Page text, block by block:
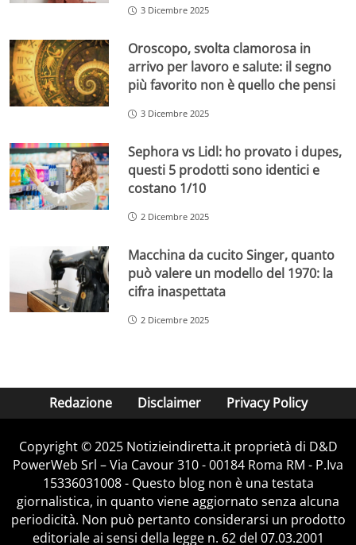
3 Dicembre 2025
Oroscopo, svolta clamorosa in
arrivo per lavoro e salute: il segno
più favorito non è quello che pensi
3 Dicembre 2025
Sephora vs Lidl: ho provato i dupes,
questi 5 prodotti sono identici e
costano 1/10
2 Dicembre 2025
Macchina da cucito Singer, quanto
può valere un modello del 1970: la
cifra inaspettata
2 Dicembre 2025
Redazione Disclaimer Privacy Policy
Copyright © 2025 Notizieindiretta.it proprietà di D&D
PowerWeb Srl – Via Cavour 310 - 00184 Roma RM - P.Iva
15336031008 - Questo blog non è una testata
giornalistica, in quanto viene aggiornato senza alcuna
periodicità. Non può pertanto considerarsi un prodotto
editoriale ai sensi della legge n. 62 del 07.03.2001